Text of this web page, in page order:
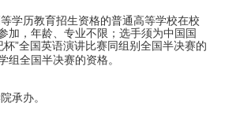
学历教育招生资格的普通高等学校在校
加，年龄、专业不限；选手须为中国国
杯”全国英语演讲比赛同组别全国半决赛的
组全国半决赛的资格。
承办。